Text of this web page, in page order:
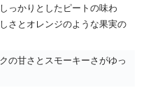
っかりとしたピートの味わ
さとオレンジのような果実の
の甘さとスモーキーさがゆっ